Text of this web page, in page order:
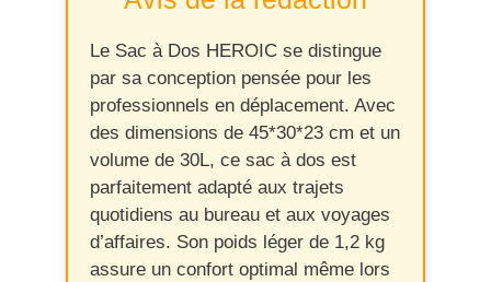
Le Sac à Dos HEROIC se distingue
par sa conception pensée pour les
professionnels en déplacement. Avec
des dimensions de 45*30*23 cm et un
volume de 30L, ce sac à dos est
parfaitement adapté aux trajets
quotidiens au bureau et aux voyages
d’affaires. Son poids léger de 1,2 kg
assure un confort optimal même lors